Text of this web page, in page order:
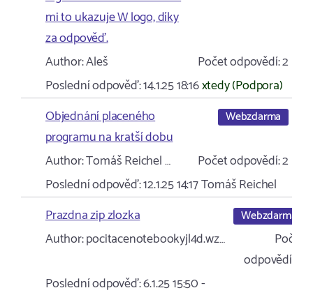
mi to ukazuje W logo, díky
za odpověď.
Author:Aleš Počet odpovědí:2
Poslední odpověď:14.1.25 18:16xtedy (Podpora)
Objednání placeného
programu na kratší dobu
Webzdarma
Author:Tomáš Reichel … Počet odpovědí:2
Poslední odpověď:12.1.25 14:17Tomáš Reichel
Prazdna zip zlozka
Webzdarma
Author:pocitacenotebookyjl4d.wz…
Počet
odpovědí:
Poslední odpověď:6.1.25 15:50-